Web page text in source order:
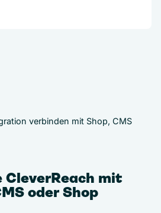
CleverReach mit
oder Shop